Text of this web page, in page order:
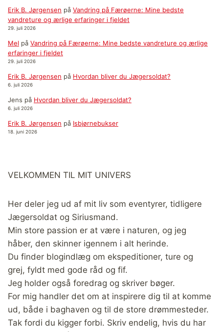
Erik B. Jørgensen på Vandring på Færøerne: Mine bedste
vandreture og ærlige erfaringer i fjeldet
29. juli 2026
Mel på Vandring på Færøerne: Mine bedste vandreture og ærlige
erfaringer i fjeldet
29. juli 2026
Erik B. Jørgensen på Hvordan bliver du Jægersoldat?
6. juli 2026
Jens på Hvordan bliver du Jægersoldat?
6. juli 2026
Erik B. Jørgensen på Isbjørnebukser
18. juni 2026
VELKOMMEN TIL MIT UNIVERS
Her deler jeg ud af mit liv som eventyrer, tidligere
Jægersoldat og Siriusmand.
Min store passion er at være i naturen, og jeg
håber, den skinner igennem i alt herinde.
Du finder blogindlæg om ekspeditioner, ture og
grej, fyldt med gode råd og fif.
Jeg holder også foredrag og skriver bøger.
For mig handler det om at inspirere dig til at komme
ud, både i baghaven og til de store drømmesteder.
Tak fordi du kigger forbi. Skriv endelig, hvis du har